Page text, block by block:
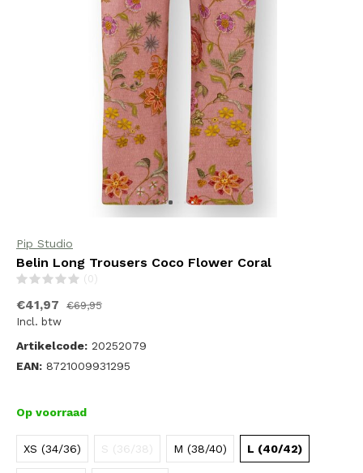
Pip Studio
Belin Long Trousers Coco Flower Coral
(0)
€41,97
€69,95
Incl. btw
Artikelcode: 20252079
EAN: 8721009931295
Op voorraad
XS (34/36) S (36/38) M (38/40) L (40/42)